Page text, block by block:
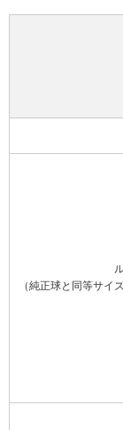
（純正球と同等サイ